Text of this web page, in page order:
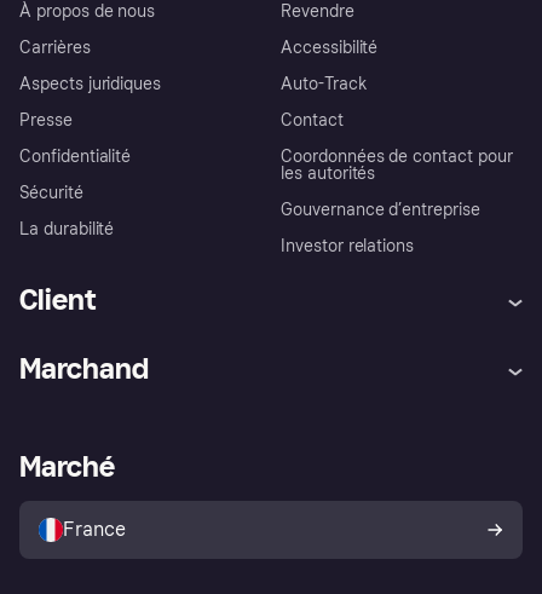
À propos de nous
Carrières
Aspects juridiques
Presse
Confidentialité
Sécurité
La durabilité
Revendre
Accessibilité
Auto-Track
Contact
Coordonnées de contact pour
les autorités
Gouvernance d’entreprise
Investor relations
Client
Explorez les magasins
Politique de protection de
l’acheteur Klarna
Marchand
Portail Marchand
Marché
France